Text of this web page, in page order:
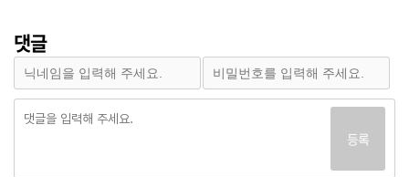
댓글
등록